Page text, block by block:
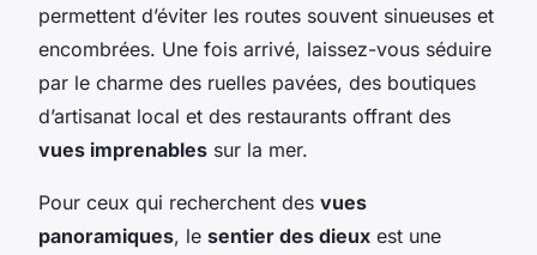
permettent d’éviter les routes souvent sinueuses et
encombrées. Une fois arrivé, laissez-vous séduire
par le charme des ruelles pavées, des boutiques
d’artisanat local et des restaurants offrant des
vues imprenables sur la mer.
Pour ceux qui recherchent des vues
panoramiques, le sentier des dieux est une